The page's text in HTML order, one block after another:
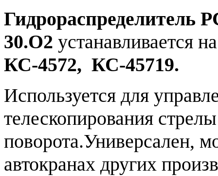
Гидрораспределитель
30.О2 устанавливается
КС-4572, КС-45719.
Используется для
телескопирования
поворота.Универсален,
автокранах других